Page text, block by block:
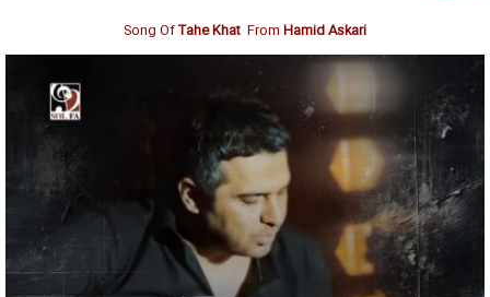
Song OfTahe Khat From Hamid Askari